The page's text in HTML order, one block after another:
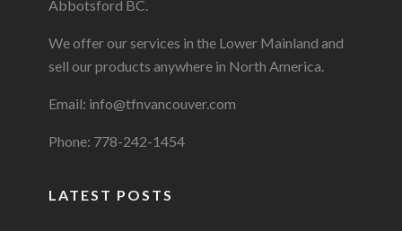
Abbotsford BC.
We offer our services in the Lower Mainland and
sell our products anywhere in North America.
Email: info@tfnvancouver.com
Phone: 778-242-1454
LATEST POSTS